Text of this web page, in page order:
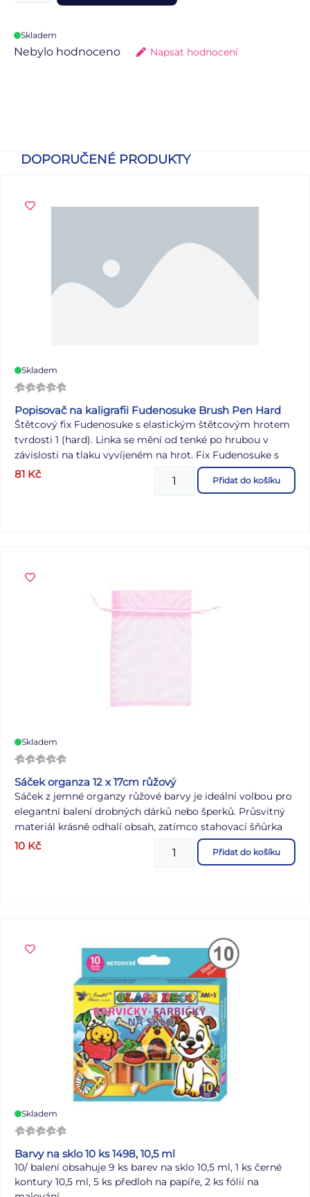
Skladem
Nebylo hodnoceno Napsat hodnocení
DOPORUČENÉ PRODUKTY
Skladem
Popisovač na kaligrafii Fudenosuke Brush Pen Hard
Štětcový fix Fudenosuke s elastickým štětcovým hrotem
tvrdosti 1 (hard). Linka se mění od tenké po hrubou v
závislosti na tlaku vyvíjeném na hrot. Fix Fudenosuke s
hrotem hard je vhodný zejména pro psaní drobných
písmen. Ideální pro krasopis, ručně psané nápisy,
81 Kč Přidat do košíku
Skladem
Sáček organza 12 x 17cm růžový
Sáček z jemné organzy růžové barvy je ideální volbou pro
elegantní balení drobných dárků nebo šperků. Průsvitný
materiál krásně odhalí obsah, zatímco stahovací šňůrka
zajišťuje snadné a bezpečné uzavírání. Sáček je lehký,
vzdušný a působí luxusně, díky čemuž je perfektní pro
10 Kč Přidat do košíku
Skladem
Barvy na sklo 10 ks 1498, 10,5 ml
10/ balení obsahuje 9 ks barev na sklo 10,5 ml, 1 ks černé
kontury 10,5 ml, 5 ks předloh na papíře, 2 ks fólií na